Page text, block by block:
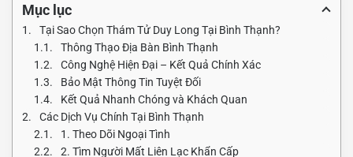
Mục lục
Tại Sao Chọn Thám Tử Duy Long Tại Bình Thạnh?
Thông Thạo Địa Bàn Bình Thạnh
Công Nghệ Hiện Đại – Kết Quả Chính Xác
Bảo Mật Thông Tin Tuyệt Đối
Kết Quả Nhanh Chóng và Khách Quan
Các Dịch Vụ Chính Tại Bình Thạnh
1. Theo Dõi Ngoại Tình
2. Tìm Người Mất Liên Lạc Khẩn Cấp